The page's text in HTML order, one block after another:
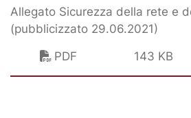
Allegato Sicurezza della rete e
(pubblicizzato 29.06.2021)
PDF
143 KB